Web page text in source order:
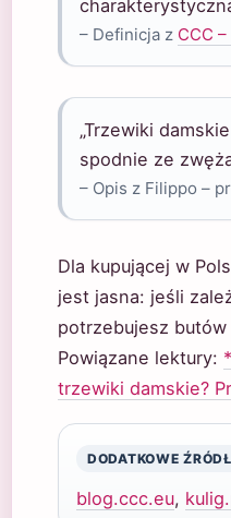
– Definicja z CCC
„Trzewiki
spodnie ze
– Opis z Filippo –
Dla kupującej w
jest jasna: jeśli
potrzebujesz
Powiązane lektury:
trzewiki damskie?
DODATKOWE
blog.ccc.eu,